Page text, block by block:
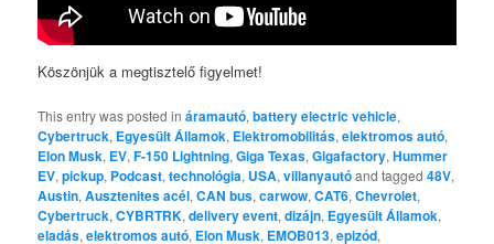
Köszönjük a megtisztelő figyelmet!
This entry was posted ináramautó,battery electric vehicle,
Cybertruck, Egyesült Államok, Elektromobilitás,elektromos autó,
Elon Musk, EV,F-150 Lightning,Giga Texas,Gigafactory,Hummer
EV,pickup, Podcast,technológia, USA,villanyautóand tagged48V,
Austin,Ausztenites acél,CAN bus,carwow,CAT6,Chevrolet,
Cybertruck,CYBRTRK,delivery event,dizájn, Egyesült Államok,
eladás,elektromos autó, Elon Musk, EMOB013,epizód,